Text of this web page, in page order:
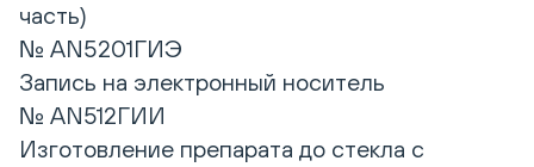
часть)
№ AN5201ГИЭ
Запись на электронный носитель
№ AN512ГИИ
Изготовление препарата до стекла с